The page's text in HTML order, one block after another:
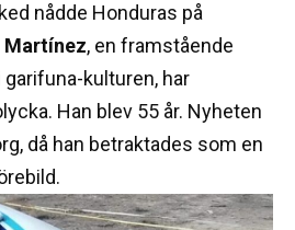
nådde Honduras på
, en framstående
kulturen, har
Han blev 55 år. Nyheten
då han betraktades som en